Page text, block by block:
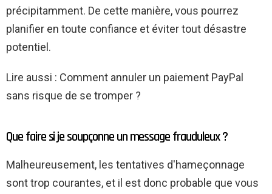
précipitamment. De cette manière, vous pourrez
planifier en toute confiance et éviter tout désastre
potentiel.
Lire aussi : Comment annuler un paiement PayPal
sans risque de se tromper ?
Que faire si je soupçonne un message frauduleux ?
Malheureusement, les tentatives d'hameçonnage
sont trop courantes, et il est donc probable que vous